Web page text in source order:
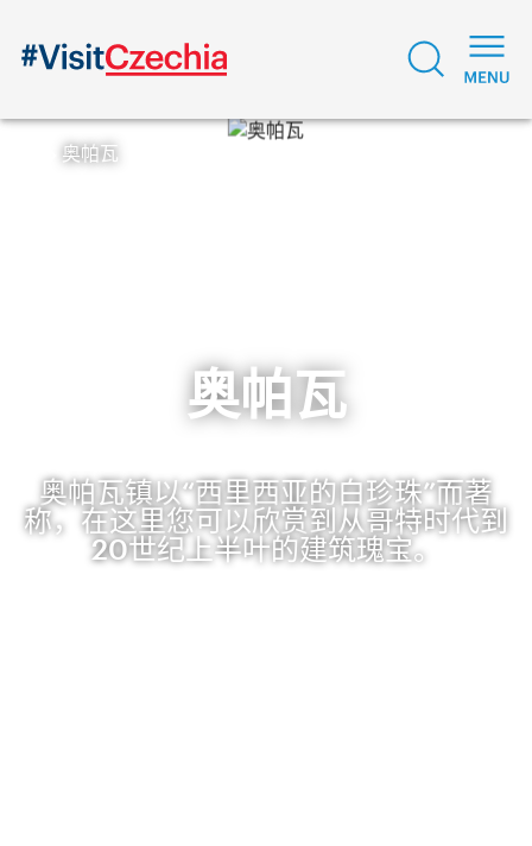
奥帕瓦
奥帕瓦
奥帕瓦镇以“西里西亚的白珍珠”而著
称，在这里您可以欣赏到从哥特时代到
20世纪上半叶的建筑瑰宝。